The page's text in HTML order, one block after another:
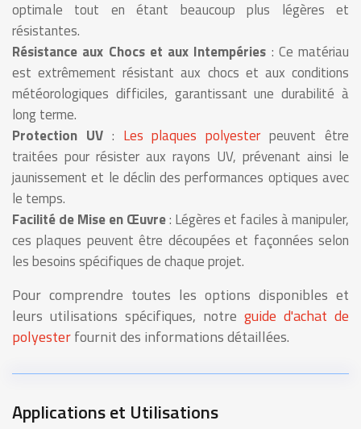
optimale tout en étant beaucoup plus légères et
résistantes.
Résistance aux Chocs et aux Intempéries : Ce matériau
est extrêmement résistant aux chocs et aux conditions
météorologiques difficiles, garantissant une durabilité à
long terme.
Protection UV: Les plaques polyesterpeuvent être
traitées pour résister aux rayons UV, prévenant ainsi le
jaunissement et le déclin des performances optiques avec
le temps.
Facilité de Mise en Œuvre: Légères et faciles à manipuler,
ces plaques peuvent être découpées et façonnées selon
les besoins spécifiques de chaque projet.
Pour comprendre toutes les options disponibles et
leurs utilisations spécifiques, notre guide d'achat de
polyesterfournit des informations détaillées.
Applications et Utilisations